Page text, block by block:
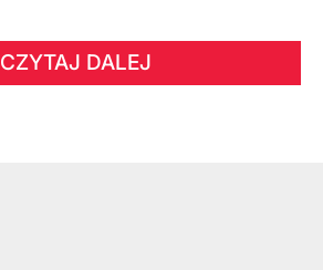
CZYTAJ DALEJ